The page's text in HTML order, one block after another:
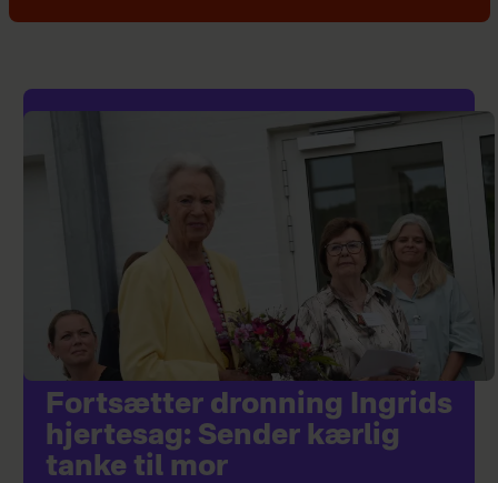
Fortsætter dronning Ingrids
hjertesag: Sender kærlig
tanke til mor